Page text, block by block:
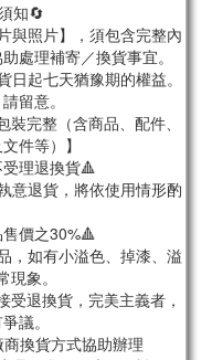
知🔄
與照片】，須包含完整內
處理補寄／換貨事宜。
起七天猶豫期的權益。
留意。
完整（含商品、配件、
件等）】
理退換貨🔺
意退貨，將依使用情形酌
價之30%🔺
，如有小溢色、掉漆、溢
象。
退換貨，完美主義者，
議。
換貨方式協助辦理